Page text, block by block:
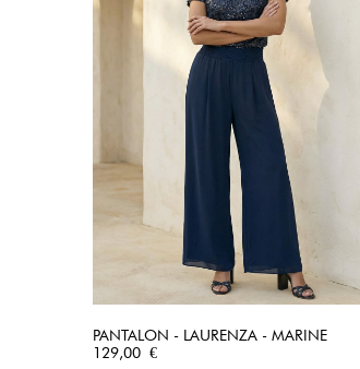
PANTALON - LAURENZA - MARINE
Prix
129,00 €